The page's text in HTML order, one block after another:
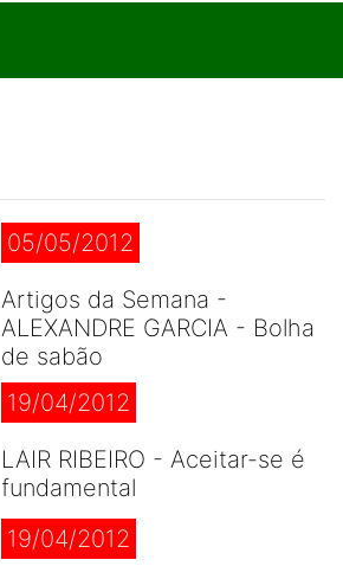
05/05/2012
Artigos da Semana -
ALEXANDRE GARCIA - Bolha
de sabão
19/04/2012
LAIR RIBEIRO - Aceitar-se é
fundamental
19/04/2012